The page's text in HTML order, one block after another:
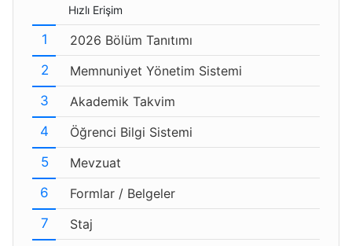
Hızlı Erişim
2026 Bölüm Tanıtımı
Memnuniyet Yönetim Sistemi
Akademik Takvim
Öğrenci Bilgi Sistemi
Mevzuat
Formlar / Belgeler
Staj